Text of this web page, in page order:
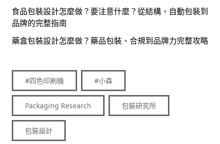
食品包裝設計怎麼做？要注意什麼？從結構、自動包裝到
品牌的完整指南
藥盒包裝設計怎麼做？藥品包裝、合規到品牌力完整攻略
#四色印刷機 #小森
Packaging Research 包裝研究所
包裝設計